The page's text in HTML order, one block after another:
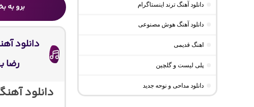
برو به
دانلود
رضا
دانلود
دانلود آهنگ ترند اینستاگرام
دانلود آهنگ هوش مصنوعی
اهنگ قدیمی
پلی لیست و گلچین
دانلود مداحی و نوحه جدید